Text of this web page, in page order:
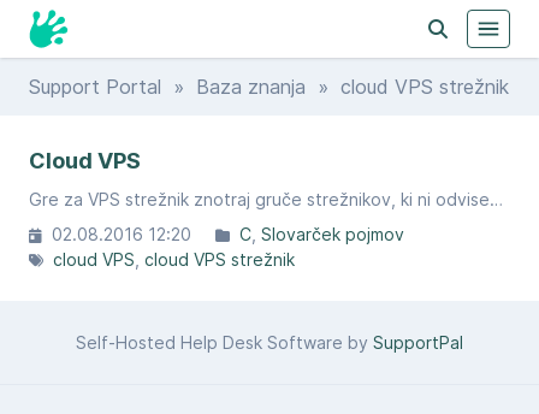
Support Portal » Baza znanja » cloud VPS strežnik
Cloud VPS
Gre za VPS strežnik znotraj gruče strežnikov, ki ni odvisen od posamezne strojne opreme.
02.08.2016 12:20
C Slovarček pojmov
cloud VPS cloud VPS strežnik
Self-Hosted Help Desk Software by SupportPal